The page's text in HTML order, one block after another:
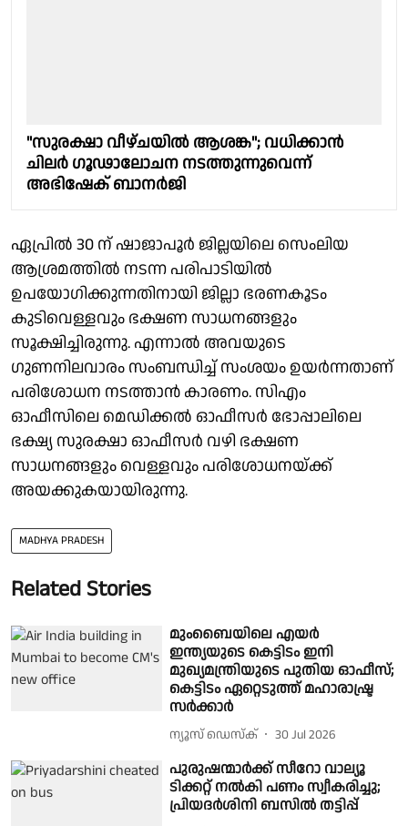
"സുരക്ഷാ വീഴ്ചയിൽ ആശങ്ക"; വധിക്കാൻ
ചിലർ ഗൂഢാലോചന നടത്തുന്നുവെന്ന്
അഭിഷേക് ബാനർജി
ഏപ്രിൽ 30 ന് ഷാജാപൂർ ജില്ലയിലെ സെംലിയ
ആശ്രമത്തിൽ നടന്ന പരിപാടിയിൽ
ഉപയോഗിക്കുന്നതിനായി ജില്ലാ ഭരണകൂടം
കുടിവെള്ളവും ഭക്ഷണ സാധനങ്ങളും
സൂക്ഷിച്ചിരുന്നു. എന്നാൽ അവയുടെ
ഗുണനിലവാരം സംബന്ധിച്ച് സംശയം ഉയർന്നതാണ്
പരിശോധന നടത്താൻ കാരണം. സിഎം
ഓഫീസിലെ മെഡിക്കൽ ഓഫീസർ ഭോപ്പാലിലെ
ഭക്ഷ്യ സുരക്ഷാ ഓഫീസർ വഴി ഭക്ഷണ
സാധനങ്ങളും വെള്ളവും പരിശോധനയ്ക്ക്
അയക്കുകയായിരുന്നു.
MADHYA PRADESH
Related Stories
മുംബൈയിലെ എയർ
ഇന്ത്യയുടെ കെട്ടിടം ഇനി
മുഖ്യമന്ത്രിയുടെ പുതിയ ഓഫീസ്;
കെട്ടിടം ഏറ്റെടുത്ത് മഹാരാഷ്ട്ര
സർക്കാർ
ന്യൂസ് ഡെസ്ക് 30 Jul 2026
പുരുഷന്മാർക്ക് സീറോ വാല്യൂ
ടിക്കറ്റ് നൽകി പണം സ്വീകരിച്ചു;
പ്രിയദർശിനി ബസിൽ തട്ടിപ്പ്